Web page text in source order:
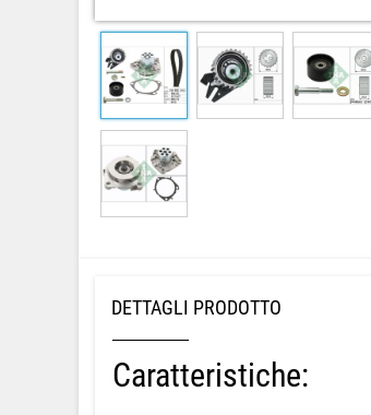
DETTAGLI PRODOTTO
Caratteristiche: